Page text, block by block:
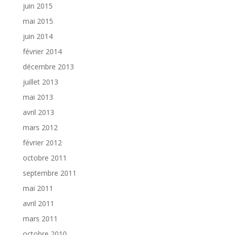
juin 2015
mai 2015
juin 2014
février 2014
décembre 2013
juillet 2013
mai 2013
avril 2013
mars 2012
février 2012
octobre 2011
septembre 2011
mai 2011
avril 2011
mars 2011